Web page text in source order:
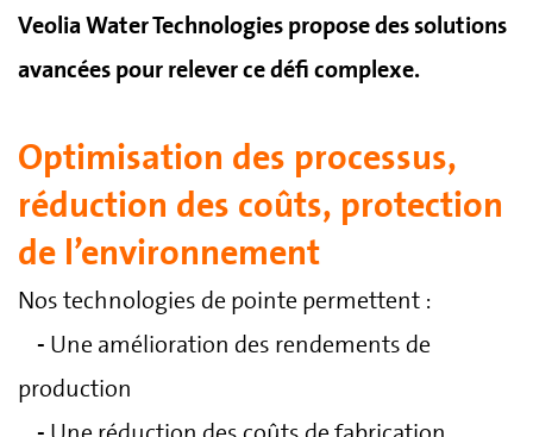
Veolia Water Technologies propose des solutions
avancées pour relever ce défi complexe.
Optimisation des processus,
réduction des coûts, protection
de l’environnement
Nos technologies de pointe permettent :
- Une amélioration des rendements de
production